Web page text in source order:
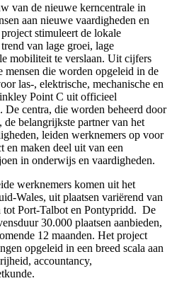
van de nieuwe kerncentrale in
aan nieuwe vaardigheden en
stimuleert de lokale
van lage groei, lage
mobiliteit te verslaan. Uit cijfers
mensen die worden opgeleid in de
las-, elektrische, mechanische en
Point C uit officieel
De centra, die worden beheerd door
belangrijkste partner van het
leiden werknemers op voor
en maken deel uit van een
in onderwijs en vaardigheden.
werknemers komen uit het
Wales, uit plaatsen variërend van
tot Port-Talbot en Pontypridd. De
30.000 plaatsen aanbieden,
12 maanden. Het project
opgeleid in een breed scala aan
accountancy,